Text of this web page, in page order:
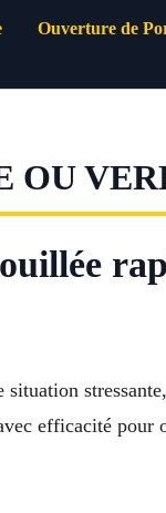
Ouverture de
OU
efficacité